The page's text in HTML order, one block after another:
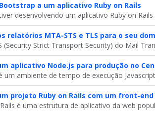
a um aplicativo Ruby on Rails
desenvolvendo um aplicativo Ruby on
relatórios MTA-STS e TLS para o seu
(Security Strict Transport Security) do Mail
aplicativo Node.js para produção no
um ambiente de tempo de execução
projeto Ruby on Rails com um front-end
é uma estrutura de aplicativo da web